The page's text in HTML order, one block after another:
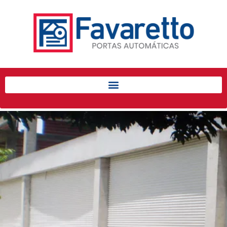
Início
Produtos
Porta de Enrolar Automática
Automatizadores
Portfólio
Contato